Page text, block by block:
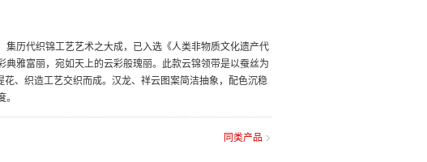
历代织锦工艺艺术之大成，已入选《人类非物质文化遗产代
雅富丽，宛如天上的云彩般瑰丽。此款云锦领带是以蚕丝为
、织造工艺交织而成。汉龙、祥云图案简洁抽象，配色沉稳
同类产品